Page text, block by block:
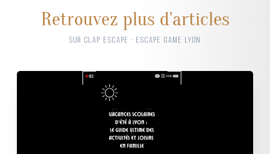
Retrouvez plus d'articles
SUR CLAP ESCAPE · ESCAPE GAME LYON